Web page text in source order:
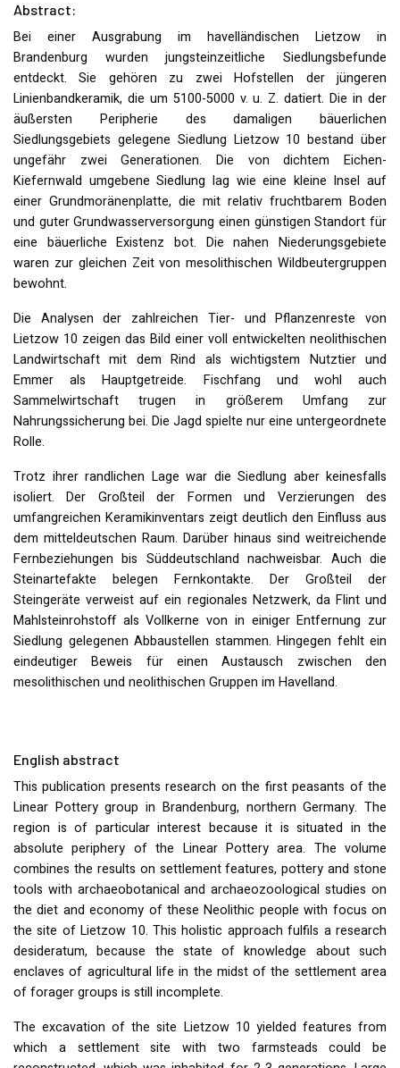
Abstract:
Bei einer Ausgrabung im havelländischen Lietzow in
Brandenburg wurden jungsteinzeitliche Siedlungsbefunde
entdeckt. Sie gehören zu zwei Hofstellen der jüngeren
Linienbandkeramik, die um 5100-5000 v. u. Z. datiert. Die in der
äußersten Peripherie des damaligen bäuerlichen
Siedlungsgebiets gelegene Siedlung Lietzow 10 bestand über
ungefähr zwei Generationen. Die von dichtem Eichen-
Kiefernwald umgebene Siedlung lag wie eine kleine Insel auf
einer Grundmoränenplatte, die mit relativ fruchtbarem Boden
und guter Grundwasserversorgung einen günstigen Standort für
eine bäuerliche Existenz bot. Die nahen Niederungsgebiete
waren zur gleichen Zeit von mesolithischen Wildbeutergruppen
bewohnt.
Die Analysen der zahlreichen Tier- und Pflanzenreste von
Lietzow 10 zeigen das Bild einer voll entwickelten neolithischen
Landwirtschaft mit dem Rind als wichtigstem Nutztier und
Emmer als Hauptgetreide. Fischfang und wohl auch
Sammelwirtschaft trugen in größerem Umfang zur
Nahrungssicherung bei. Die Jagd spielte nur eine untergeordnete
Rolle.
Trotz ihrer randlichen Lage war die Siedlung aber keinesfalls
isoliert. Der Großteil der Formen und Verzierungen des
umfangreichen Keramikinventars zeigt deutlich den Einfluss aus
dem mitteldeutschen Raum. Darüber hinaus sind weitreichende
Fernbeziehungen bis Süddeutschland nachweisbar. Auch die
Steinartefakte belegen Fernkontakte. Der Großteil der
Steingeräte verweist auf ein regionales Netzwerk, da Flint und
Mahlsteinrohstoff als Vollkerne von in einiger Entfernung zur
Siedlung gelegenen Abbaustellen stammen. Hingegen fehlt ein
eindeutiger Beweis für einen Austausch zwischen den
mesolithischen und neolithischen Gruppen im Havelland.
English abstract
This publication presents research on the first peasants of the
Linear Pottery group in Brandenburg, northern Germany. The
region is of particular interest because it is situated in the
absolute periphery of the Linear Pottery area. The volume
combines the results on settlement features, pottery and stone
tools with archaeobotanical and archaeozoological studies on
the diet and economy of these Neolithic people with focus on
the site of Lietzow 10. This holistic approach fulfils a research
desideratum, because the state of knowledge about such
enclaves of agricultural life in the midst of the settlement area
of forager groups is still incomplete.
The excavation of the site Lietzow 10 yielded features from
which a settlement site with two farmsteads could be